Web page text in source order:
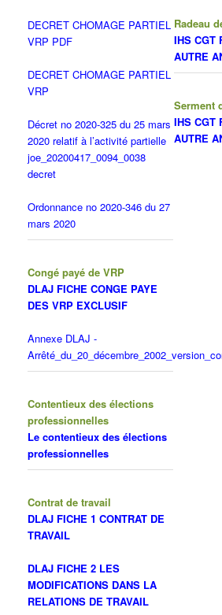
DECRET CHOMAGE PARTIEL
VRP PDF
DECRET CHOMAGE PARTIEL
VRP
Décret no 2020-325 du 25 mars
2020 relatif à l’activité partielle
joe_20200417_0094_0038
decret
Ordonnance no 2020-346 du 27
mars 2020
Congé payé de VRP
DLAJ FICHE CONGE PAYE
DES VRP EXCLUSIF
Annexe DLAJ -
Contentieux des élections
professionnelles
Le contentieux des élections
professionnelles
Contrat de travail
DLAJ FICHE 1 CONTRAT DE
TRAVAIL
DLAJ FICHE 2 LES
MODIFICATIONS DANS LA
RELATIONS DE TRAVAIL
Radeau
IHS CGT
AUTRE
Serment
IHS CGT
AUTRE